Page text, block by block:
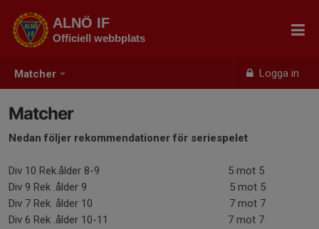
Matcher Logga in
ALNÖ IF
Officiell webbplats
Matcher
Nedan följer rekommendationer för seriespelet
Div 10 Rek.ålder 8-9 5 mot 5
Div 9 Rek .ålder 9 5 mot 5
Div 7 Rek. ålder 10 7 mot 7
Div 6 Rek .ålder 10-11 7 mot 7